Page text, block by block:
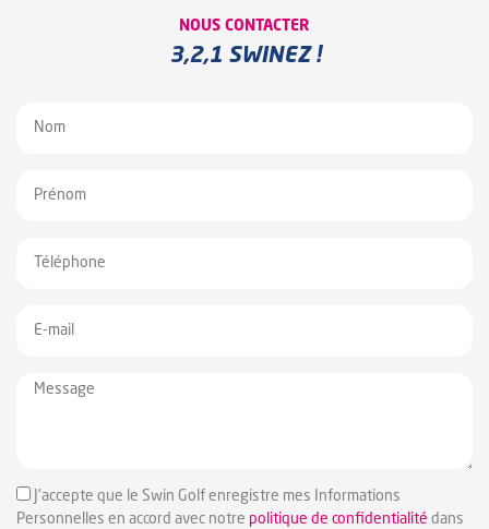
NOUS CONTACTER
3,2,1 SWINEZ !
J'accepte que le Swin Golf enregistre mes Informations
Personnelles en accord avec notre politique de confidentialité dans